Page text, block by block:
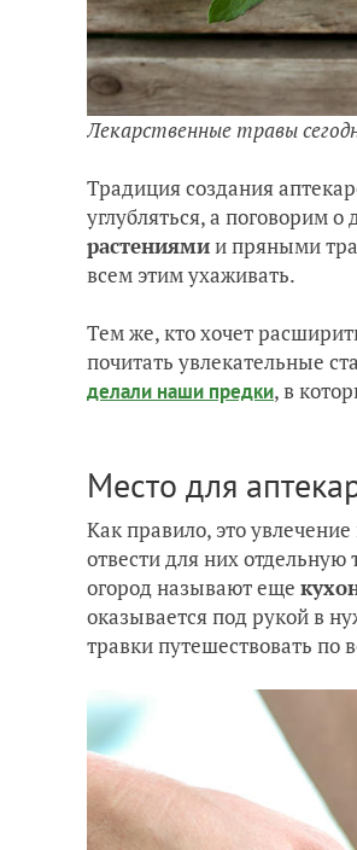
Лекарственные травы
Традиция создания
углубляться, а поговорим о
растениямии пряными
всем этим ухаживать.
Тем же, кто хочет
почитать увлекательные
делали наши предки, в
Место для
Как правило, это
отвести для них
огород называют еще
оказывается под рукой в
травки путешествовать по